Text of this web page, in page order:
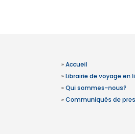
» Accueil
» Librairie de voyage en
» Qui sommes-nous?
» Communiqués de